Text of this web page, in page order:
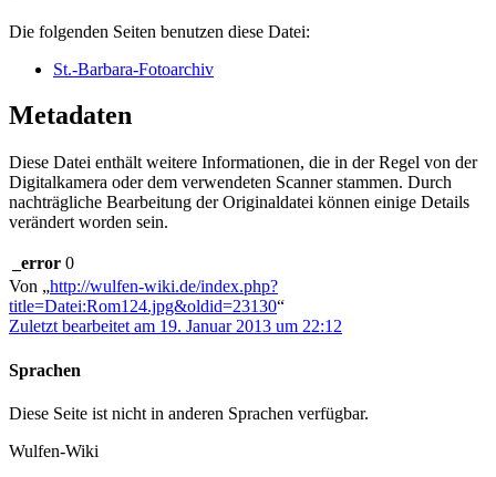
Die folgenden Seiten benutzen diese Datei:
St.-Barbara-Fotoarchiv
Metadaten
Diese Datei enthält weitere Informationen, die in der Regel von der
Digitalkamera oder dem verwendeten Scanner stammen. Durch
nachträgliche Bearbeitung der Originaldatei können einige Details
verändert worden sein.
_error 0
Von „http://wulfen-wiki.de/index.php?
title=Datei:Rom124.jpg&oldid=23130“
Zuletzt bearbeitet am 19. Januar 2013 um 22:12
Sprachen
Diese Seite ist nicht in anderen Sprachen verfügbar.
Wulfen-Wiki